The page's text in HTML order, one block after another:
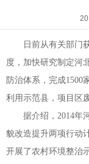
日前从有关部门
度，加快研究制定河
防治体系，完成1500
利用示范县，项目区
据介绍，2014年
貌改造提升两项行动
开展了农村环境整治